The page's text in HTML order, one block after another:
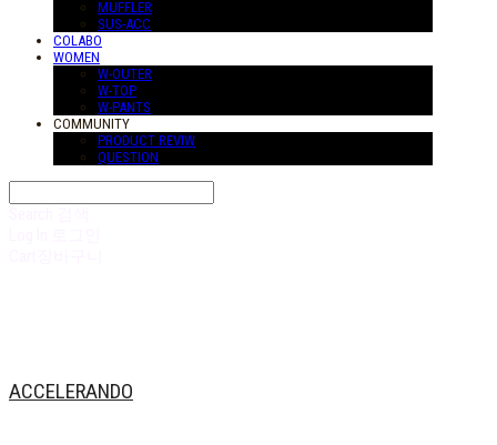
MUFFLER
SUS-ACC
COLABO
WOMEN
W-OUTER
W-TOP
W-PANTS
COMMUNITY
PRODUCT REVIW
QUESTION
ACCELERANDO